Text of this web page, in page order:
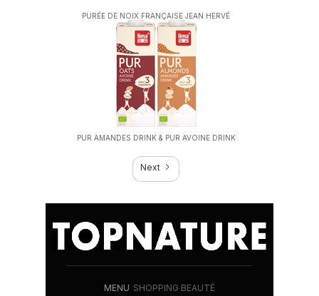
PURÉE DE NOIX FRANÇAISE JEAN HERVÉ
PUR AMANDES DRINK & PUR AVOINE DRINK
Next
MENU SHOPPING BEAUTÉ